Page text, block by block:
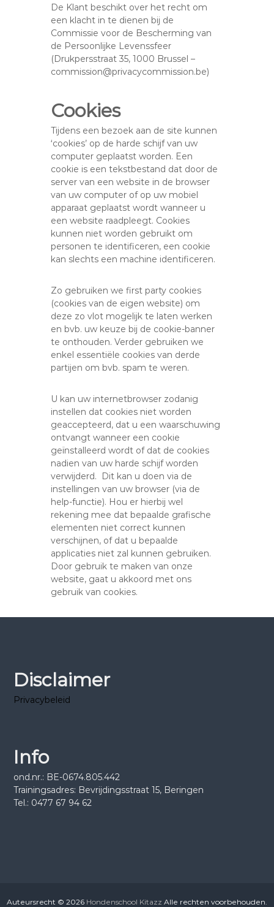
De Klant beschikt over het recht om
een klacht in te dienen bij de
Commissie voor de Bescherming van
de Persoonlijke Levenssfeer
(Drukpersstraat 35, 1000 Brussel –
commission@privacycommission.be)
Cookies
Tijdens een bezoek aan de site kunnen
‘cookies’ op de harde schijf van uw
computer geplaatst worden. Een
cookie is een tekstbestand dat door de
server van een website in de browser
van uw computer of op uw mobiel
apparaat geplaatst wordt wanneer u
een website raadpleegt. Cookies
kunnen niet worden gebruikt om
personen te identificeren, een cookie
kan slechts een machine identificeren.
Zo gebruiken we first party cookies
(cookies van de eigen website) om
deze zo vlot mogelijk te laten werken
en bvb. uw keuze bij de cookie-banner
te onthouden. Verder gebruiken we
enkel essentiële cookies van derde
partijen om bvb. spam te weren.
U kan uw internetbrowser zodanig
instellen dat cookies niet worden
geaccepteerd, dat u een waarschuwing
ontvangt wanneer een cookie
geïnstalleerd wordt of dat de cookies
nadien van uw harde schijf worden
verwijderd. Dit kan u doen via de
instellingen van uw browser (via de
help-functie). Hou er hierbij wel
rekening mee dat bepaalde grafische
elementen niet correct kunnen
verschijnen, of dat u bepaalde
applicaties niet zal kunnen gebruiken.
Door gebruik te maken van onze
website, gaat u akkoord met ons
gebruik van cookies.
Disclaimer
Privacybeleid
Info
ond.nr.: BE-0674.805.442
Trainingsadres: Bevrijdingsstraat 15, Beringen
Tel.: 0477 67 94 62
Auteursrecht © 2026 Hondenschool Kitazz Alle rechten voorbehouden.